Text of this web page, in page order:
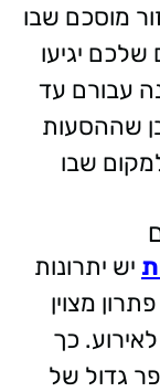
מוסכם שבו
יגיעו
עבורם עד
שההסעות
שבו
יש יתרונות
מצוין
כך
גדול של